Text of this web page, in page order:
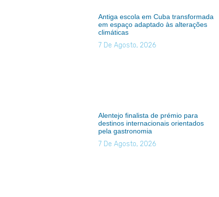
Antiga escola em Cuba transformada
em espaço adaptado às alterações
climáticas
7 De Agosto, 2026
Alentejo finalista de prémio para
destinos internacionais orientados
pela gastronomia
7 De Agosto, 2026